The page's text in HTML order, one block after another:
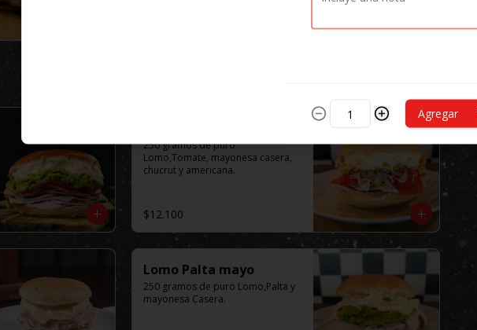
250 gramos de puro
Lomo,Tomate, mayonesa casera,
chucrut y americana.
$12.100
Lomo Palta mayo
250 gramos de puro Lomo,Palta y
mayonesa Casera.
Agregar